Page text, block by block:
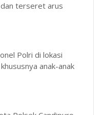
terseret arus
Polri di lokasi
anak-anak